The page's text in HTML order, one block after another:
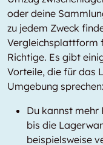
oder deine
zu jedem Zweck
Vergleichsplattform
Richtige. Es gibt
Vorteile, die für das
Umgebung sprechen:
Du kannst mehr
bis die
beispielsweise